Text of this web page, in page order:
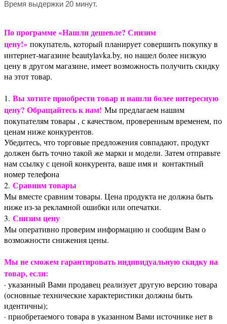
Время выдержки 20 минут.
По программе «Нашли дешевле? Снизим
цену!» покупатель, который планирует совершить покупку в
интернет-магазине beautylavka.by, но нашел более низкую
цену в другом магазине, имеет возможность получить скидку
на этот товар.
1. Вы хотите приобрести товар и нашли более интересную
цену? Обращайтесь к нам! Мы предлагаем нашим
покупателям товары , с качеством, проверенным временем, по
ценам ниже конкурентов.
Убедитесь, что торговые предложения совпадают, продукт
должен быть точно такой же марки и модели. Затем отправьте
нам ссылку с ценой конкурента, ваше имя и контактный
номер телефона
2. Сравним товары
Мы вместе сравним товары. Цена продукта не должна быть
ниже из-за рекламной ошибки или опечатки.
3. Снизим цену
Мы оперативно проверим информацию и сообщим Вам о
возможности снижения цены.
Мы не сможем гарантировать индивидуальную скидку на
товар, если:
· указанный Вами продавец реализует другую версию товара
(основные технические характеристики должны быть
идентичны);
· приобретаемого товара в указанном Вами источнике нет в